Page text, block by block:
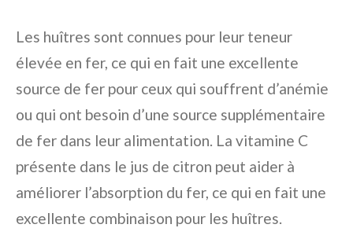
Les huîtres sont connues pour leur teneur
élevée en fer, ce qui en fait une excellente
source de fer pour ceux qui souffrent d’anémie
ou qui ont besoin d’une source supplémentaire
de fer dans leur alimentation. La vitamine C
présente dans le jus de citron peut aider à
améliorer l’absorption du fer, ce qui en fait une
excellente combinaison pour les huîtres.